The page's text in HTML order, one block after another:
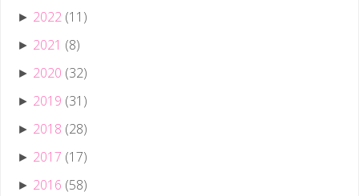
► 2022 (11)
► 2021 (8)
► 2020 (32)
► 2019 (31)
► 2018 (28)
► 2017 (17)
► 2016 (58)